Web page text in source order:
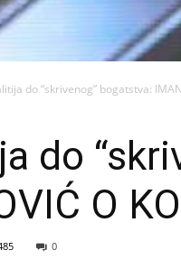
do “skrivenog” bogatstva:
do
O
0